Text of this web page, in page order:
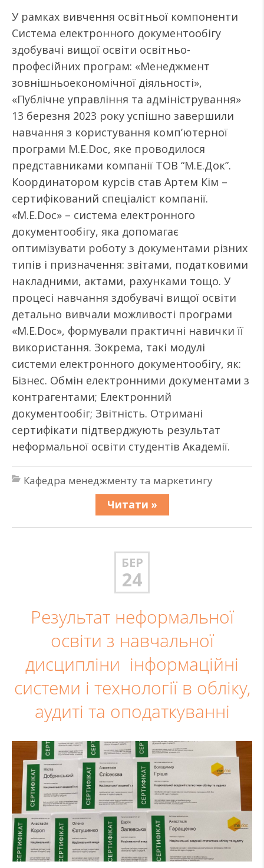
У рамках вивчення освітньої компоненти
Система електронного документообігу
здобувачі вищої освіти освітньо-
професійних програм: «Менеджмент
зовнішньоекономічної діяльності»,
«Публічне управління та адміністрування»
13 березня 2023 року успішно завершили
навчання з користування комп’ютерної
програми M.E.Doc, яке проводилося
представниками компанії ТОВ “М.Е.Док”.
Координатором курсів став Артем Кім –
сертифікований спеціаліст компанії.
«M.E.Doc» – система електронного
документообігу, яка допомагає
оптимізувати роботу з документами різних
типів і призначення: звітами, податковими
накладними, актами, рахунками тощо. У
процесі навчання здобувачі вищої освіти
детально вивчали можливості програми
«M.E.Doc», формували практичні навички її
використання. Зокрема, такі модулі
системи електронного документообігу, як:
Бізнес. Обмін електронними документами з
контрагентами; Електронний
документообіг; Звітність. Отримані
сертифікати підтверджують результат
неформальної освіти студентів Академії.
Кафедра менеджменту та маркетингу
Читати »
БЕР
24
Результат неформальної
освіти з навчальної
дисципліни інформаційні
системи і технології в обліку,
аудиті та оподаткуванні